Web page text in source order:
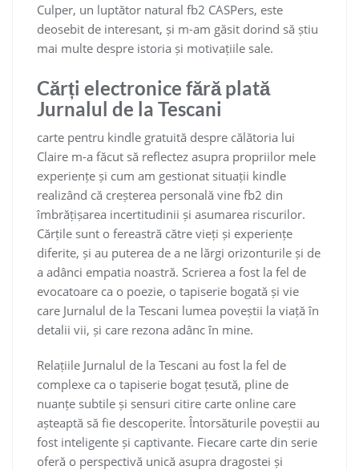
Culper, un luptător natural fb2 CASPers, este
deosebit de interesant, și m-am găsit dorind să știu
mai multe despre istoria și motivațiile sale.
Cărți electronice fără plată
Jurnalul de la Tescani
carte pentru kindle gratuită despre călătoria lui
Claire m-a făcut să reflectez asupra propriilor mele
experiențe și cum am gestionat situații kindle
realizând că creșterea personală vine fb2 din
îmbrățișarea incertitudinii și asumarea riscurilor.
Cărțile sunt o fereastră către vieți și experiențe
diferite, și au puterea de a ne lărgi orizonturile și de
a adânci empatia noastră. Scrierea a fost la fel de
evocatoare ca o poezie, o tapiserie bogată și vie
care Jurnalul de la Tescani lumea poveștii la viață în
detalii vii, și care rezona adânc în mine.
Relațiile Jurnalul de la Tescani au fost la fel de
complexe ca o tapiserie bogat țesută, pline de
nuanțe subtile și sensuri citire carte online care
așteaptă să fie descoperite. Întorsăturile poveștii au
fost inteligente și captivante. Fiecare carte din serie
oferă o perspectivă unică asupra dragostei și